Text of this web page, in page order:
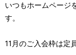
いつもホームページ
す。
11月のご入会枠は定